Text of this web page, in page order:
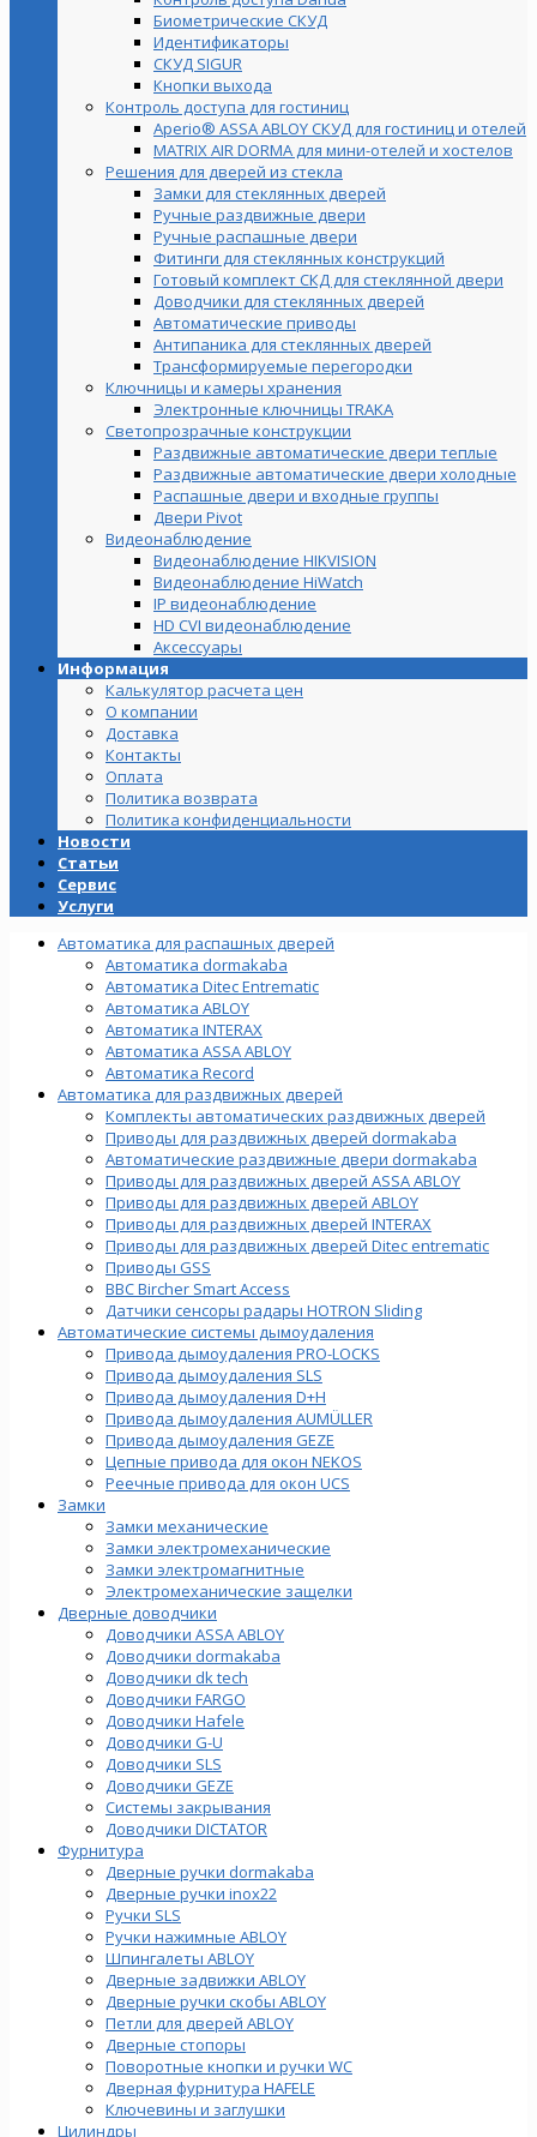
Биометрические СКУД
Идентификаторы
СКУД SIGUR
Кнопки выхода
Контроль доступа для гостиниц
Aperio® ASSA ABLOY СКУД для гостиниц и отелей
MATRIX AIR DORMA для мини-отелей и хостелов
Решения для дверей из стекла
Замки для стеклянных дверей
Ручные раздвижные двери
Ручные распашные двери
Фитинги для стеклянных конструкций
Готовый комплект СКД для стеклянной двери
Доводчики для стеклянных дверей
Автоматические приводы
Антипаника для стеклянных дверей
Трансформируемые перегородки
Ключницы и камеры хранения
Электронные ключницы TRAKA
Светопрозрачные конструкции
Раздвижные автоматические двери теплые
Раздвижные автоматические двери холодные
Распашные двери и входные группы
Двери Pivot
Видеонаблюдение
Видеонаблюдение HIKVISION
Видеонаблюдение HiWatch
IP видеонаблюдение
HD CVI видеонаблюдение
Аксессуары
Информация
Калькулятор расчета цен
О компании
Доставка
Контакты
Оплата
Политика возврата
Политика конфиденциальности
Новости
Статьи
Сервис
Услуги
Автоматика для распашных дверей
Автоматика dormakaba
Автоматика Ditec Entrematic
Автоматика ABLOY
Автоматика INTERAX
Автоматика ASSA ABLOY
Автоматика Record
Автоматика для раздвижных дверей
Комплекты автоматических раздвижных дверей
Приводы для раздвижных дверей dormakaba
Автоматические раздвижные двери dormakaba
Приводы для раздвижных дверей ASSA ABLOY
Приводы для раздвижных дверей ABLOY
Приводы для раздвижных дверей INTERAX
Приводы для раздвижных дверей Ditec entrematic
Приводы GSS
BBC Bircher Smart Access
Датчики сенсоры радары HOTRON Sliding
Автоматические системы дымоудаления
Привода дымоудаления PRO-LOCKS
Привода дымоудаления SLS
Привода дымоудаления D+H
Привода дымоудаления AUMÜLLER
Привода дымоудаления GEZE
Цепные привода для окон NEKOS
Реечные привода для окон UСS
Замки
Замки механические
Замки электромеханические
Замки электромагнитные
Электромеханические защелки
Дверные доводчики
Доводчики ASSA ABLOY
Доводчики dormakaba
Доводчики dk tech
Доводчики FARGO
Доводчики Hafele
Доводчики G-U
Доводчики SLS
Доводчики GEZE
Cистемы закрывания
Доводчики DICTATOR
Фурнитура
Дверные ручки dormakaba
Дверные ручки inox22
Ручки SLS
Ручки нажимные ABLOY
Шпингалеты ABLOY
Дверные задвижки ABLOY
Дверные ручки скобы ABLOY
Петли для дверей ABLOY
Дверные стопоры
Поворотные кнопки и ручки WC
Дверная фурнитура HAFELE
Ключевины и заглушки
Цилиндры